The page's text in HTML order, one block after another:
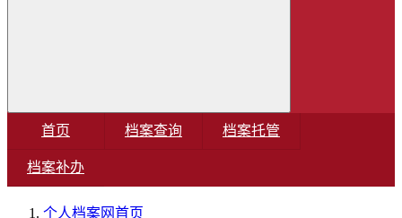
首页 档案查询 档案托管
档案补办
个人档案网首页